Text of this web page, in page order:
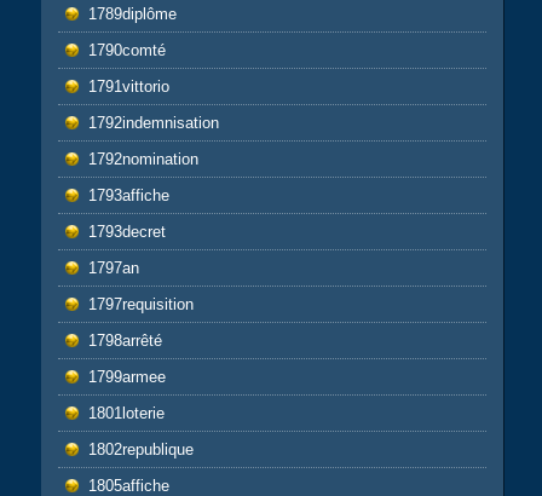
1789diplôme
1790comté
1791vittorio
1792indemnisation
1792nomination
1793affiche
1793decret
1797an
1797requisition
1798arrêté
1799armee
1801loterie
1802republique
1805affiche